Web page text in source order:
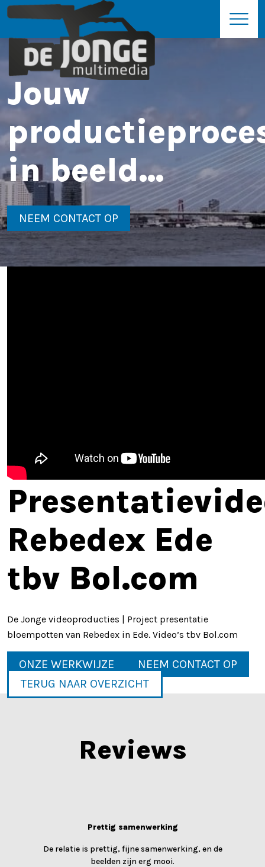
Jouw
in beeld...
NEEM CONTACT OP
Rebedex Ede
tbv Bol.com
De Jonge videoproducties | Project presentatie
bloempotten van Rebedex in Ede. Video’s tbv Bol.com
ONZE WERKWIJZE
NEEM CONTACT OP
TERUG NAAR OVERZICHT
Reviews
Prettig samenwerking
De relatie is prettig, fijne samenwerking, en de
beelden zijn erg mooi.